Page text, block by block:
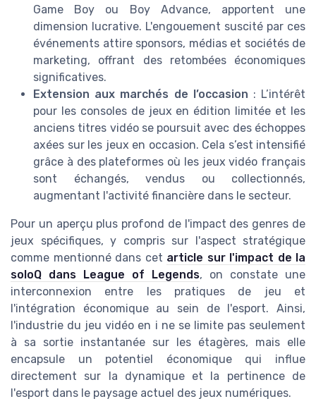
Game Boy ou Boy Advance, apportent une
dimension lucrative. L'engouement suscité par ces
événements attire sponsors, médias et sociétés de
marketing, offrant des retombées économiques
significatives.
Extension aux marchés de l’occasion : L’intérêt
pour les consoles de jeux en édition limitée et les
anciens titres vidéo se poursuit avec des échoppes
axées sur les jeux en occasion. Cela s’est intensifié
grâce à des plateformes où les jeux vidéo français
sont échangés, vendus ou collectionnés,
augmentant l'activité financière dans le secteur.
Pour un aperçu plus profond de l'impact des genres de
jeux spécifiques, y compris sur l'aspect stratégique
comme mentionné dans cet article sur l'impact de la
soloQ dans League of Legends, on constate une
interconnexion entre les pratiques de jeu et
l'intégration économique au sein de l'esport. Ainsi,
l'industrie du jeu vidéo en i ne se limite pas seulement
à sa sortie instantanée sur les étagères, mais elle
encapsule un potentiel économique qui influe
directement sur la dynamique et la pertinence de
l'esport dans le paysage actuel des jeux numériques.